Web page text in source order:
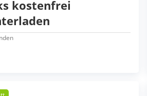
kostenfrei